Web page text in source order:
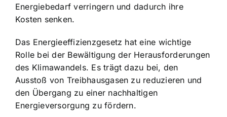
Energiebedarf verringern und dadurch ihre
Kosten senken.
Das Energieeffizienzgesetz hat eine wichtige
Rolle bei der Bewältigung der Herausforderungen
des Klimawandels. Es trägt dazu bei, den
Ausstoß von Treibhausgasen zu reduzieren und
den Übergang zu einer nachhaltigen
Energieversorgung zu fördern.